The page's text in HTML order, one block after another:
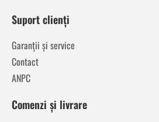
Suport clienți
Garanții și service
Contact
ANPC
Comenzi și livrare